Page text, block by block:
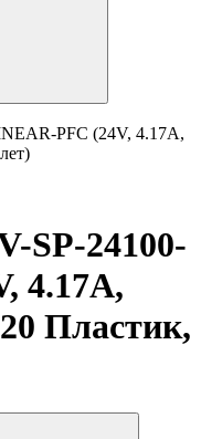
PFC (24V, 4.17A,
SP-24100-
4.17A,
Пластик,